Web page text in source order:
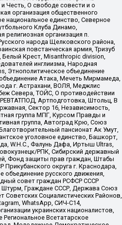
Честь, О свободе совести и о
организация общественного
национальное единство, Северное
Клуба Динамо,
организация п.
народа Щелковского района,
повстанческая армия, Тризуб
Крест, Misanthropic division,
инглиизма, Народная
Этнополитическое объединение
Атака, Мечеть Мирмамеда,
г. Астрахани, ВОЛЯ, Меджлис
Севера, ТОЙС, О противодействии
Артподготовка, Штольц, В
Сектор 16, Независимость,
группа МПГ, Курсом Правды и
группа, Автоград Крю, Союз
пансионат Ак Умут,
уголовное единство, Башкорт,
W.H.С., Фалунь Дафа, Иртыш Ultras,
РПК, Сибирский державный
Фонд защиты прав граждан, Штабы
округа г. Краснодара,
русского движения,
совет граждан РСФСР СССР
Штурм, Граждане СССР, Держава Союз
Социалистических Районов,
WhatsApp, СИЧ-С14,
украинских националистов,
Всетатарское